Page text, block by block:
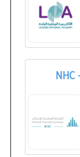
وظائف في الشركة الوطنية للإسكان - NHC